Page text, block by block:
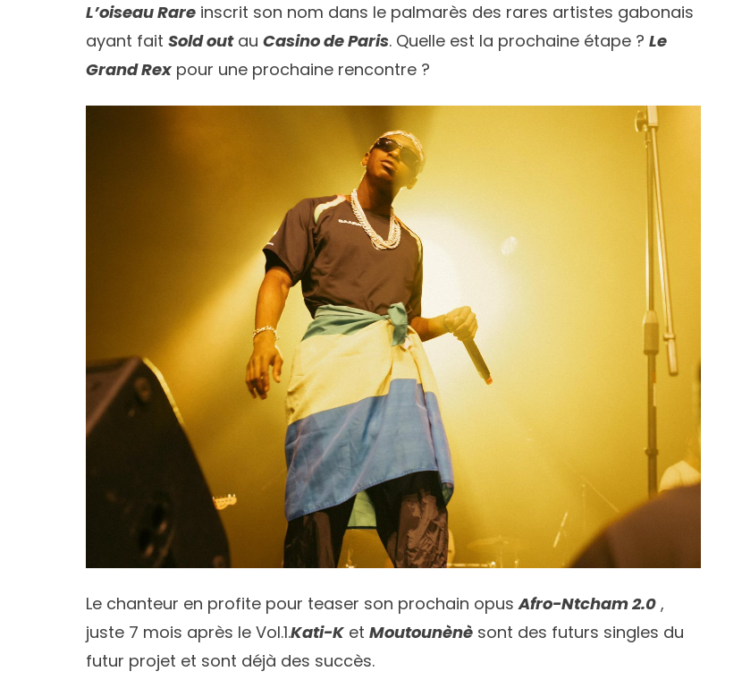
L’oiseau Rare inscrit son nom dans le palmarès des rares artistes gabonais
ayant fait Sold outau Casino de Paris. Quelle est la prochaine étape ? Le
Grand Rex pour une prochaine rencontre ?
Le chanteur en profite pour teaser son prochain opusAfro-Ntcham 2.0 ,
juste 7 mois après le Vol.1.Kati-K et Moutounènè sont des futurs singles du
futur projet et sont déjà des succès.